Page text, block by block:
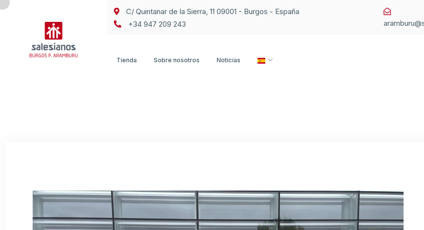
C/ Quintanar de la Sierra, 11 09001 - Burgos - España
+34 947 209 243
Tienda Sobre nosotros Noticias